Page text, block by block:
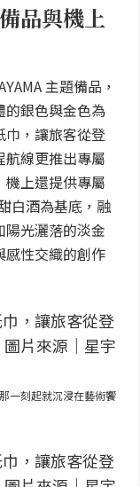
品與機上
主題備品，
的銀色與金色為
巾，讓旅客從登
線更推出專屬
上還提供專屬
白酒為基底，融
光灑落的淡金
感性交織的創作
一刻起就沉浸在藝術饗